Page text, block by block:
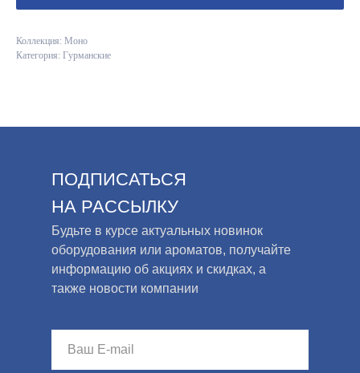
Коллекция: Моно
Категория: Гурманские
ПОДПИСАТЬСЯ
НА РАССЫЛКУ
Будьте в курсе актуальных новинок
оборудования или ароматов, получайте
информацию об акциях и скидках, а
также новости компании